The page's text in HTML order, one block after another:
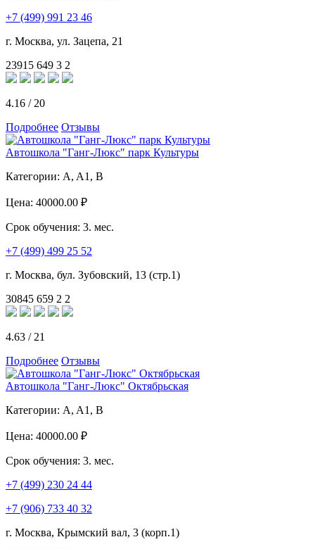
+7 (499) 991 23 46
г. Москва, ул. Зацепа, 21
23915 649 3 2
4.16 / 20
Подробнее Отзывы
Автошкола "Ганг-Люкс" парк Культуры
Категории: A, A1, B
Цена: 40000.00 ₽
Срок обучения: 3. мес.
+7 (499) 499 25 52
г. Москва, бул. Зубовский, 13 (стр.1)
30845 659 2 2
4.63 / 21
Подробнее Отзывы
Автошкола "Ганг-Люкс" Октябрьская
Категории: A, A1, B
Цена: 40000.00 ₽
Срок обучения: 3. мес.
+7 (499) 230 24 44
+7 (906) 733 40 32
г. Москва, Крымский вал, 3 (корп.1)